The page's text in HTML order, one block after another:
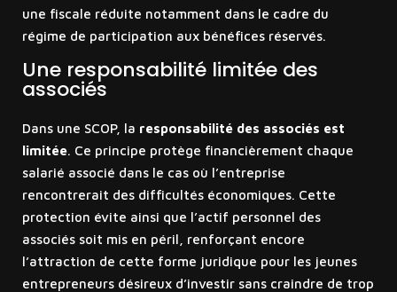
une fiscale réduite notamment dans le cadre du
régime de participation aux bénéfices réservés.
Une responsabilité limitée des
associés
Dans une SCOP, la responsabilité des associés est
limitée. Ce principe protège financièrement chaque
salarié associé dans le cas où l’entreprise
rencontrerait des difficultés économiques. Cette
protection évite ainsi que l’actif personnel des
associés soit mis en péril, renforçant encore
l’attraction de cette forme juridique pour les jeunes
entrepreneurs désireux d’investir sans craindre de trop